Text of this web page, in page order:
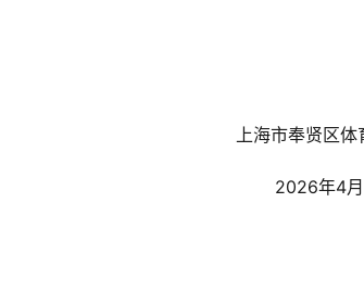
上海市奉贤区体
2026年4